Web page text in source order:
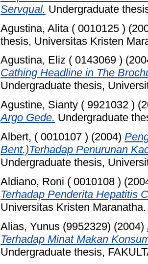
Servqual. Undergraduate
Agustina, Alita ( 0010125 )
thesis, Universitas Kristen
Agustina, Eliz ( 0143069 )
Cathing Headline in The
Undergraduate thesis,
Agustine, Sianty ( 9921032 )
Argo Gede. Undergraduate
Albert, ( 0010107 ) (2004)
Bent.)Terhadap Penurunan
Undergraduate thesis,
Aldiano, Roni ( 0010108 )
Terhadap Penderita Hepatitis
Universitas Kristen Maranatha.
Alias, Yunus (9952329) (2004)
Terhadap Minat Makan
Undergraduate thesis,